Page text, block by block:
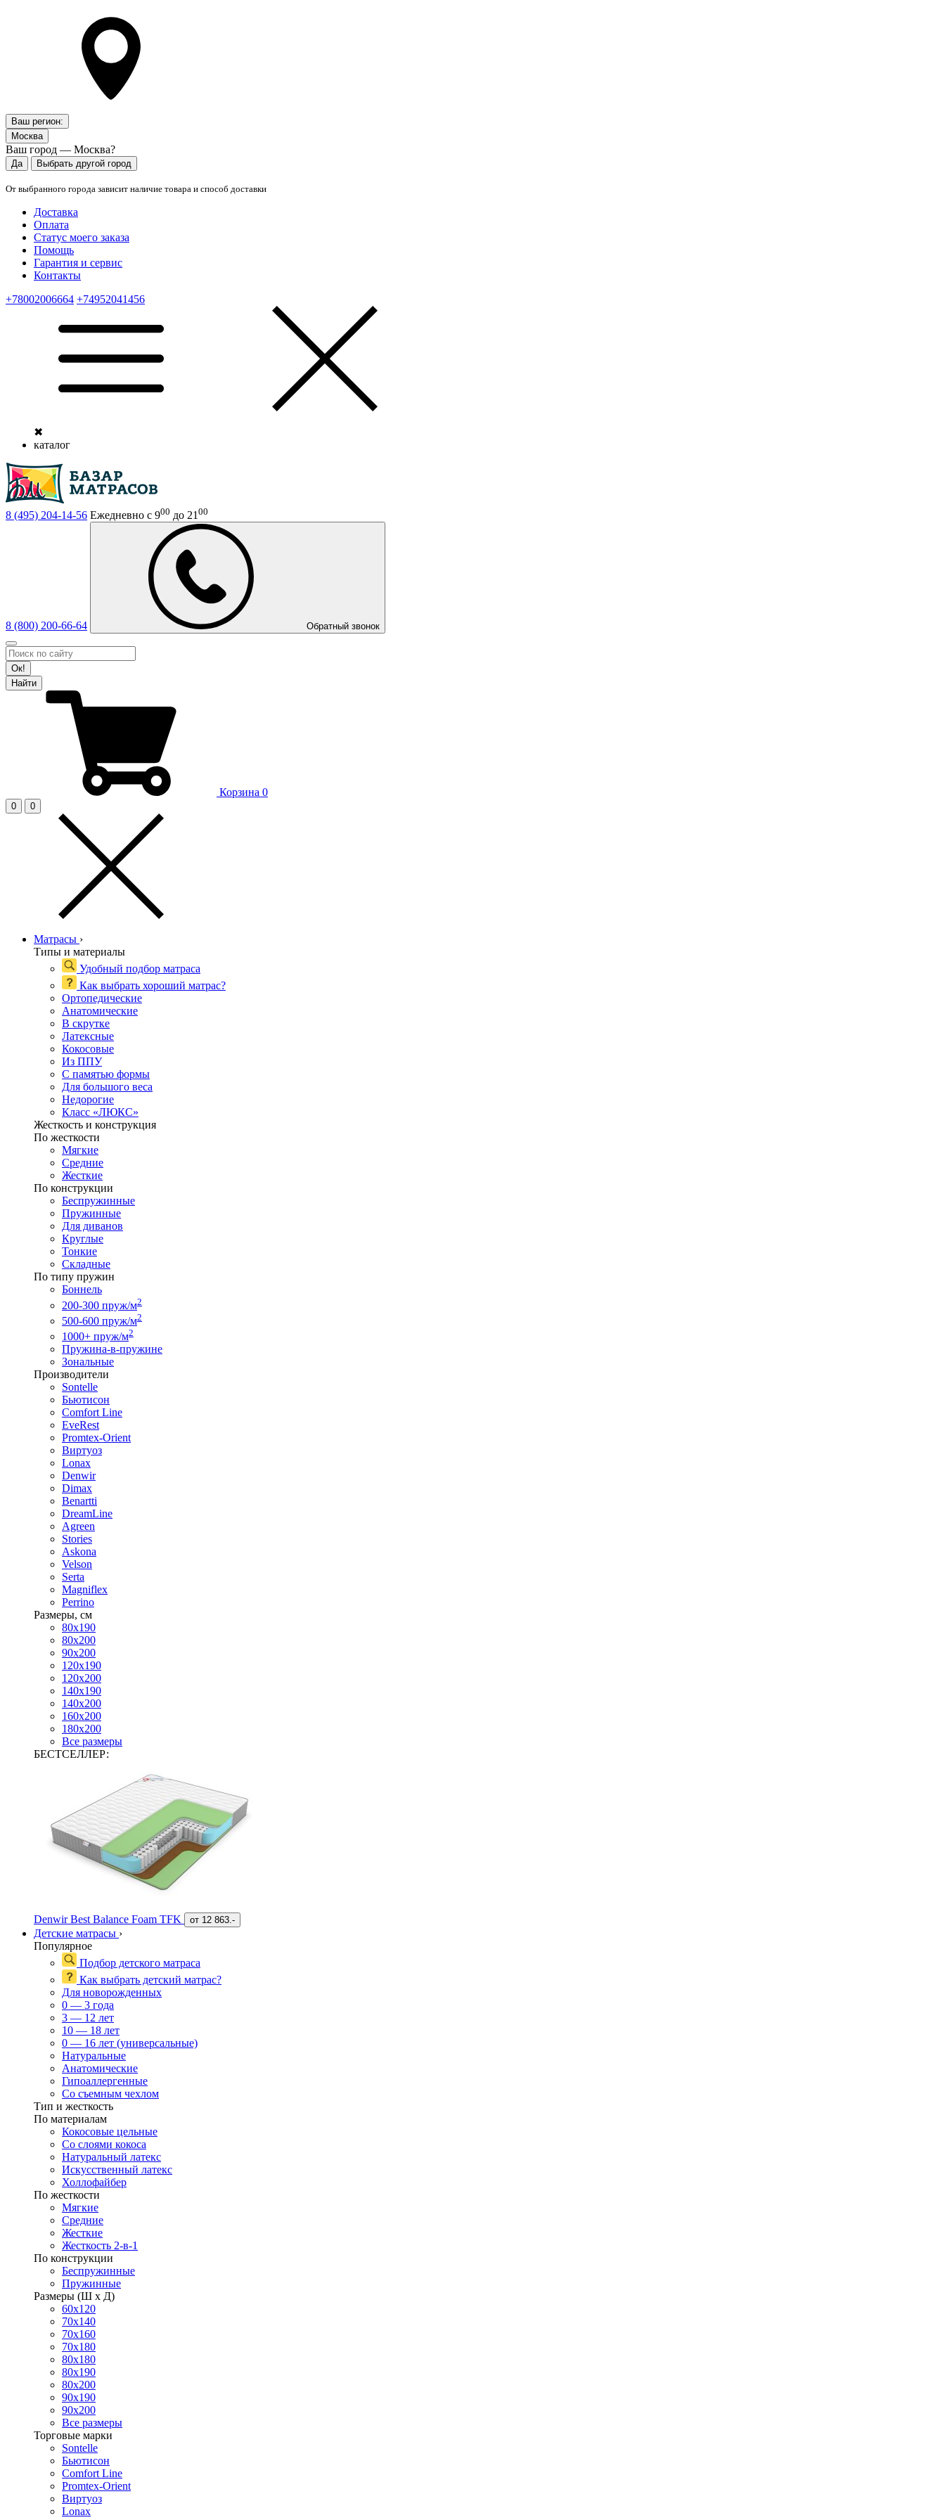
Ваш регион:
Москва
Ваш город — Москва?
Да Выбрать другой город
От выбранного города зависит наличие товара и способ доставки
Доставка
Оплата
Статус моего заказа
Помощь
Гарантия и сервис
Контакты
+78002006664 +74952041456
✖
каталог
8 (495) 204-14-56 Ежедневно с 900 до 21 00
8 (800) 200-66-64 Обратный звонок
Ок!
Найти
Корзина 0
0 0
Матрасы ›
Типы и материалы
Удобный подбор матраса
Как выбрать хороший матрас?
Ортопедические
Анатомические
В скрутке
Латексные
Кокосовые
Из ППУ
С памятью формы
Для большого веса
Недорогие
Класс «ЛЮКС»
Жесткость и конструкция
По жесткости
Мягкие
Средние
Жесткие
По конструкции
Беспружинные
Пружинные
Для диванов
Круглые
Тонкие
Складные
По типу пружин
Боннель
200-300 пруж/м2
500-600 пруж/м2
1000+ пруж/м2
Пружина-в-пружине
Зональные
Производители
Sontelle
Бьютисон
Comfort Line
EveRest
Promtex-Orient
Виртуоз
Lonax
Denwir
Dimax
Benartti
DreamLine
Agreen
Stories
Askona
Velson
Serta
Magniflex
Perrino
Размеры, см
80х190
80х200
90х200
120х190
120х200
140х190
140х200
160х200
180х200
Все размеры
БЕСТСЕЛЛЕР:
Denwir Best Balance Foam TFK от 12 863.-
Детские матрасы ›
Популярное
Подбор детского матраса
Как выбрать детский матрас?
Для новорожденных
0 — 3 года
3 — 12 лет
10 — 18 лет
0 — 16 лет (универсальные)
Натуральные
Анатомические
Гипоаллергенные
Со съемным чехлом
Тип и жесткость
По материалам
Кокосовые цельные
Со слоями кокоса
Натуральный латекс
Искусственный латекс
Холлофайбер
По жесткости
Мягкие
Средние
Жесткие
Жесткость 2-в-1
По конструкции
Беспружинные
Пружинные
Размеры (Ш х Д)
60х120
70х140
70х160
70х180
80х180
80х190
80х200
90х190
90х200
Все размеры
Торговые марки
Sontelle
Бьютисон
Comfort Line
Promtex-Orient
Виртуоз
Lonax